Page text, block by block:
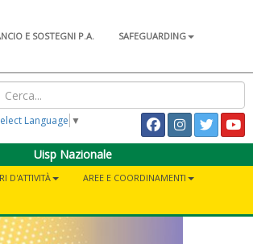
E SOSTEGNI P.A.
SAFEGUARDING
Language ▼
Uisp Nazionale
D'ATTIVITÀ
AREE E COORDINAMENTI